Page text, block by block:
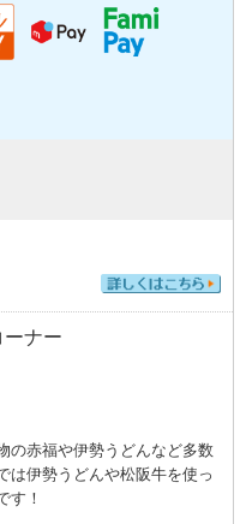
ーナー
の赤福や伊勢うどんなど多数
は伊勢うどんや松阪牛を使っ
す！